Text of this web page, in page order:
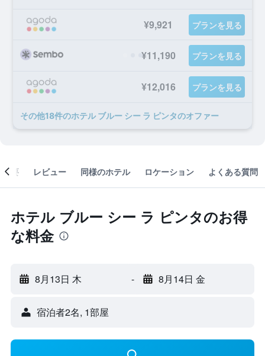
¥9,921 プランを見る
¥11,190 プランを見る
¥12,016 プランを見る
​その他18​件のホテル ブルー シー ラ ピンタのオファー
概要 レビュー 同様のホテル ロケーション よくある質問
ホテル ブルー シー ラ ピンタのお得
な料金
8月13日 木 - 8月14日 金
宿泊者2名, 1​部屋